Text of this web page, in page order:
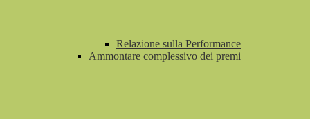
Relazione sulla Performance
Ammontare complessivo dei premi